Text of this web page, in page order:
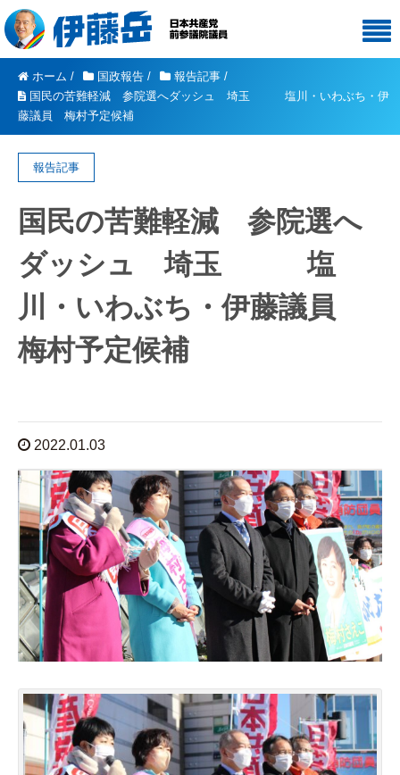
ホーム / 国政報告 / 報告記事 /
国民の苦難軽減 参院選へダッシュ 埼玉 塩川・いわぶち・伊
藤議員 梅村予定候補
報告記事
国民の苦難軽減 参院選へ
ダッシュ 埼玉 塩
川・いわぶち・伊藤議員
梅村予定候補
2022.01.03